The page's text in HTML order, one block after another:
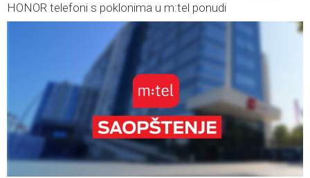
HONOR telefoni s poklonima u m:tel ponudi